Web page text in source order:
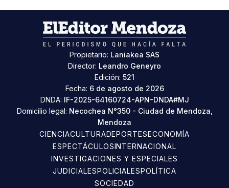
Propietario: Laniakea SAS
Director: Leandro Geneyro
Edición: 521
Fecha: 6 de agosto de 2026
DNDA: IF-2025-64160724-APN-DNDA#MJ
Domicilio legal: Necochea N°350 - Ciudad de Mendoza,
Mendoza
CIENCIACULTURADEPORTESECONOMÍA
ESPECTÁCULOSINTERNACIONAL
INVESTIGACIONES Y ESPECIALES
JUDICIALESPOLICIALESPOLÍTICA
SOCIEDAD